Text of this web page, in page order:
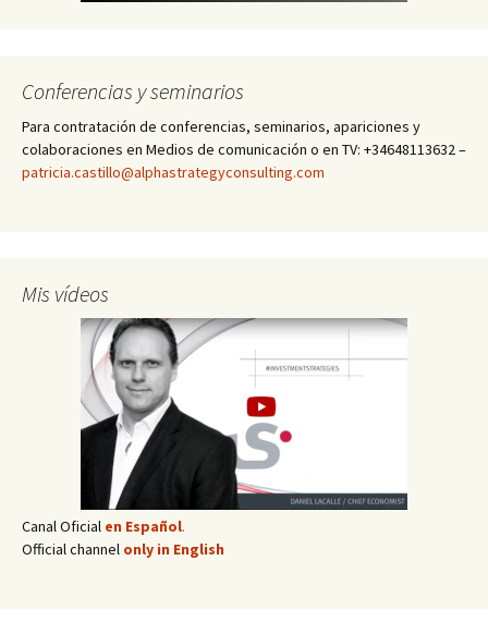
Conferencias y seminarios
Para contratación de conferencias, seminarios, apariciones y
colaboraciones en Medios de comunicación o en TV: +34648113632 –
patricia.castillo@alphastrategyconsulting.com
Mis vídeos
Canal Oficial en Español.
Official channel only in English